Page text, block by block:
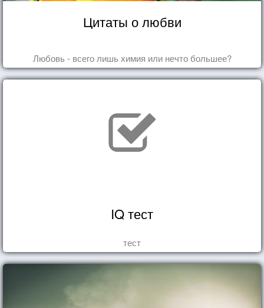
Цитаты о любви
Любовь - всего лишь химия или нечто большее?
IQ тест
тест